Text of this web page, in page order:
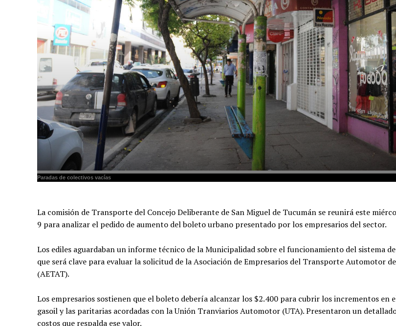
Paradas de colectivos vacías
La comisión de Transporte del Concejo Deliberante de San Miguel de Tucumán se reunirá este
9 para analizar el pedido de aumento del boleto urbano presentado por los empresarios del sector.
Los ediles aguardaban un informe técnico de la Municipalidad sobre el funcionamiento del sistema
que será clave para evaluar la solicitud de la Asociación de Empresarios del Transporte Automotor
(AETAT).
Los empresarios sostienen que el boleto debería alcanzar los $2.400 para cubrir los incrementos en
gasoil y las paritarias acordadas con la Unión Tranviarios Automotor (UTA). Presentaron un
costos que respalda ese valor.